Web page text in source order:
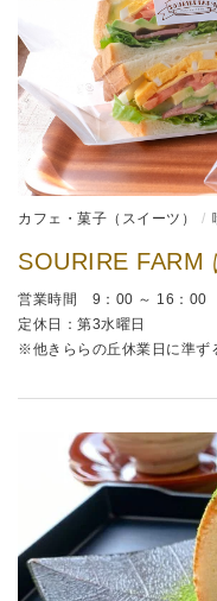
カフェ・菓子（スイーツ）
SOURIRE FARM
営業時間 9：00 ～ 16：00
定休日：第3水曜日
※他きららの丘休業日に準ず